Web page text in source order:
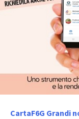
CartaF6G Grandi